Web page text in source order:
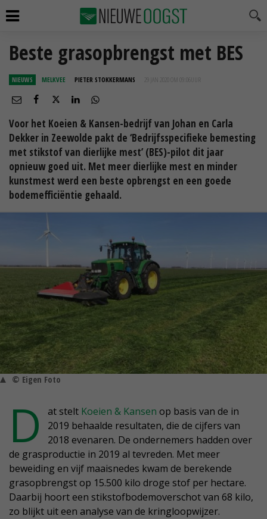
Beste grasopbrengst met BES
NIEUWS MELKVEE PIETER STOKKERMANS 29 JAN 2020 OM 09:06
Voor het Koeien & Kansen-bedrijf van Johan en Carla
Dekker in Zeewolde pakt de ‘Bedrijfsspecifieke bemesting
met stikstof van dierlijke mest’ (BES)-pilot dit jaar
opnieuw goed uit. Met meer dierlijke mest en minder
kunstmest werd een beste opbrengst en een goede
bodemefficiëntie gehaald.
© Eigen Foto
D at stelt Koeien & Kansen op basis van de in
2019 behaalde resultaten, die de cijfers van
2018 evenaren. De ondernemers hadden over
de grasproductie in 2019 al tevreden. Met meer
beweiding en vijf maaisnedes kwam de berekende
grasopbrengst op 15.500 kilo droge stof per hectare.
Daarbij hoort een stikstofbodemoverschot van 68 kilo,
zo blijkt uit een analyse van de kringloopwijzer.